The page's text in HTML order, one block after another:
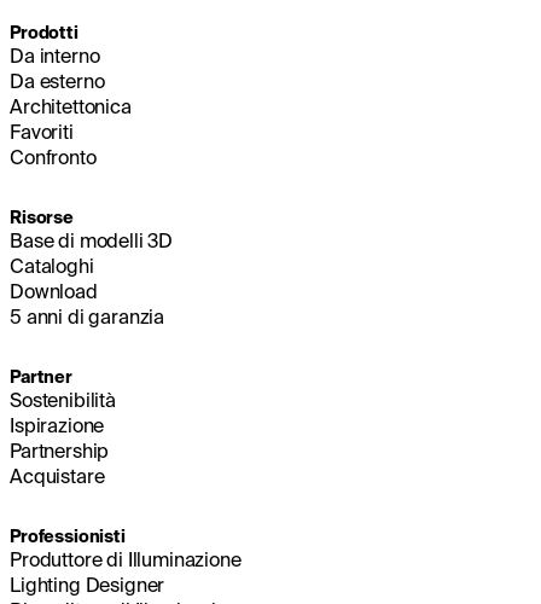
Prodotti
Da interno
Da esterno
Architettonica
Favoriti
Confronto
Risorse
Base di modelli 3D
Cataloghi
Download
5 anni di garanzia
Partner
Sostenibilità
Ispirazione
Partnership
Acquistare
Professionisti
Produttore di Illuminazione
Lighting Designer